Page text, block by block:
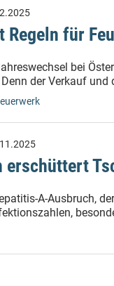
für
bei
der Verkauf und
A-Ausbruch,